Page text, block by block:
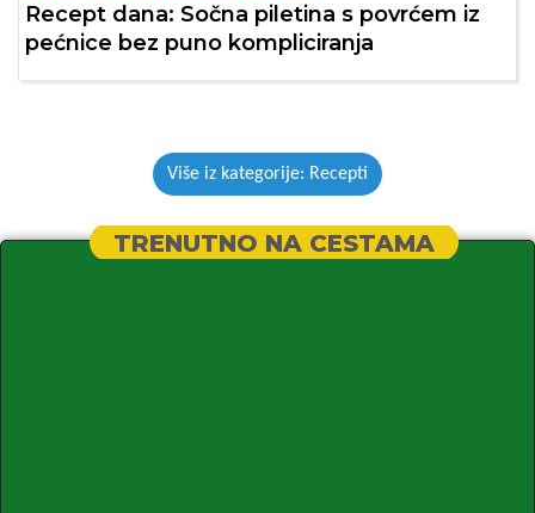
Recept dana: Sočna piletina s povrćem iz
pećnice bez puno kompliciranja
Više iz kategorije: Recepti
TRENUTNO NA CESTAMA